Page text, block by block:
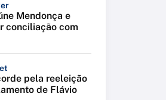
Mendonça e
conciliação com
pela reeleição
de Flávio